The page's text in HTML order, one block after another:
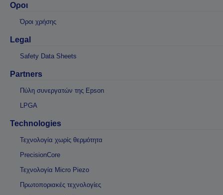
Οροι
Όροι χρήσης
Legal
Safety Data Sheets
Partners
Πύλη συνεργατών της Epson
LPGA
Technologies
Τεχνολογία χωρίς θερμότητα
PrecisionCore
Τεχνολογία Micro Piezo
Πρωτοποριακές τεχνολογίες